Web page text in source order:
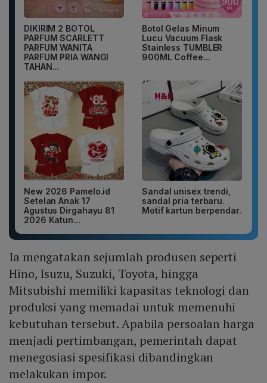
DIKIRIM 2 BOTOL
PARFUM SCARLETT
PARFUM WANITA
PARFUM PRIA WANGI
TAHAN...
Botol Gelas Minum
Lucu Vacuum Flask
Stainless TUMBLER
900ML Coffee...
New 2026 Pamelo.id
Setelan Anak 17
Agustus Dirgahayu 81
2026 Katun...
Sandal unisex trendi,
sandal pria terbaru.
Motif kartun berpendar.
Ia mengatakan sejumlah produsen seperti
Hino, Isuzu, Suzuki, Toyota, hingga
Mitsubishi memiliki kapasitas teknologi dan
produksi yang memadai untuk memenuhi
kebutuhan tersebut. Apabila persoalan harga
menjadi pertimbangan, pemerintah dapat
menegosiasi spesifikasi dibandingkan
melakukan impor.